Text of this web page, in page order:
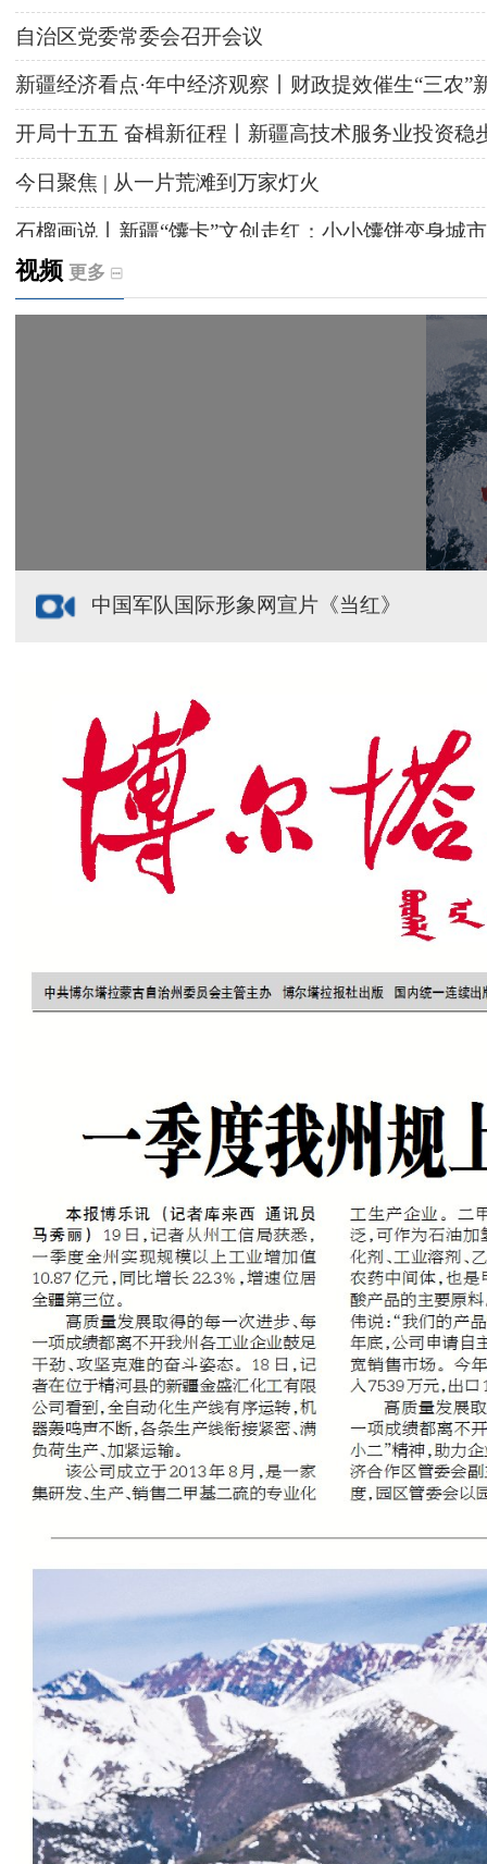
自治区党委常委会召开会议
新疆经济看点·年中经济观察丨财政提效催生“三农”
开局十五五 奋楫新征程丨新疆高技术服务业投资稳
今日聚焦 | 从一片荒滩到万家灯火
石榴画说丨新疆“馕卡”文创走红：小小馕饼变身城
天山观察丨暑期AI研学热，孩子们究竟学到什么
视频 更多
中国军队国际形象网宣片《当红》